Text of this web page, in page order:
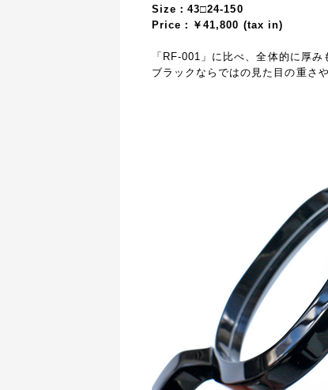
Size：43□24-150
Price：￥41,800 (tax in)
「RF-001」に比べ、全体的に厚
ブラックならではの見た目の重さ